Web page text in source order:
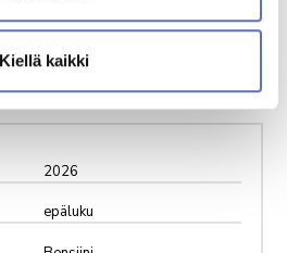
Kiellä kaikki
2026
epäluku